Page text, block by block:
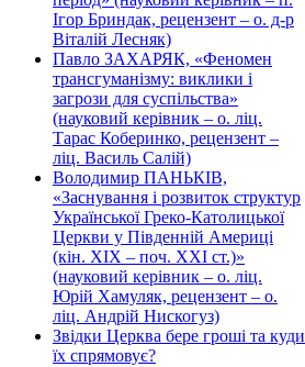
Ігор Бриндак, рецензент – о. д-р
Віталій Лесняк)
Павло ЗАХАРЯК, «Феномен
трансгуманізму: виклики і
загрози для суспільства»
(науковий керівник – о. ліц.
Тарас Коберинко, рецензент –
ліц. Василь Салій)
Володимир ПАНЬКІВ,
«Заснування і розвиток структур
Української Греко-Католицької
Церкви у Південній Америці
(кін. ХІХ – поч. ХХІ ст.)»
(науковий керівник – о. ліц.
Юрій Хамуляк, рецензент – о.
ліц. Андрій Нискогуз)
Звідки Церква бере гроші та куди
їх спрямовує?